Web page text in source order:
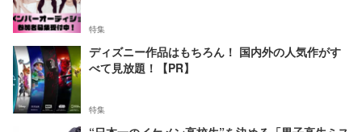
特集
ディズニー作品はもちろん！ 国内外の人気作がす
べて見放題！【PR】
特集